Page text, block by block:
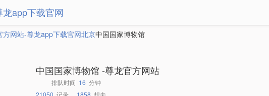
app下载官网
方网站-尊龙app下载官网北京中国国家博物馆
中国国家博物馆 -尊龙官方网站
排队时间 16 分钟
21050 记录 1858 想去